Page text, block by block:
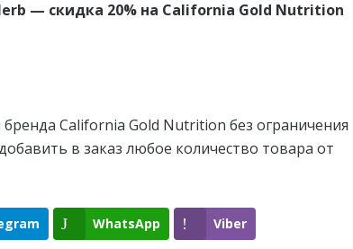
— скидка 20% на California Gold Nutrition
California Gold Nutrition без ограничения
в заказ любое количество товара от
WhatsApp Viber